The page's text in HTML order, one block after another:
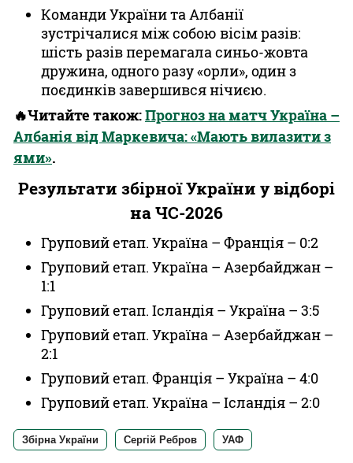
Команди України та Албанії
зустрічалися між собою вісім разів:
шість разів перемагала синьо-жовта
дружина, одного разу «орли», один з
поєдинків завершився нічиєю.
🔥Читайте також:Прогноз на матч Україна –
Албанія від Маркевича: «Мають вилазити з
ями».
Результати збірної України у відборі
на ЧС-2026
Груповий етап. Україна – Франція – 0:2
Груповий етап. Україна – Азербайджан –
1:1
Груповий етап. Ісландія – Україна – 3:5
Груповий етап. Україна – Азербайджан –
2:1
Груповий етап. Франція – Україна – 4:0
Груповий етап. Україна – Ісландія – 2:0
Збірна України Сергій Ребров УАФ